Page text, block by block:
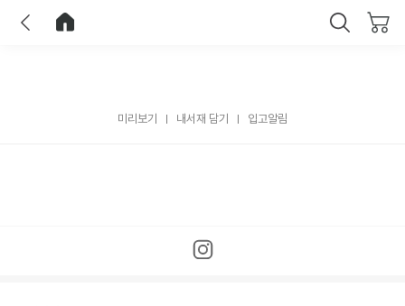
미리보기 내서재 담기 입고알림